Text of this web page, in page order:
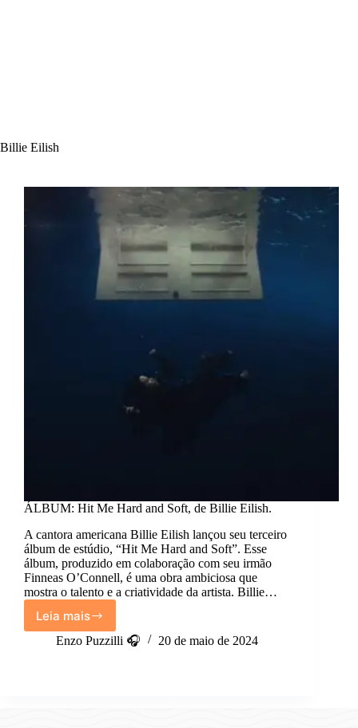
Billie Eilish
ÁLBUM: Hit Me Hard and Soft, de Billie Eilish.
A cantora americana Billie Eilish lançou seu terceiro
álbum de estúdio, “Hit Me Hard and Soft”. Esse
álbum, produzido em colaboração com seu irmão
Finneas O’Connell, é uma obra ambiciosa que
mostra o talento e a criatividade da artista. Billie…
Leia mais
ÁLBUM:
Hit
Enzo Puzzilli 🎧 20 de maio de 2024